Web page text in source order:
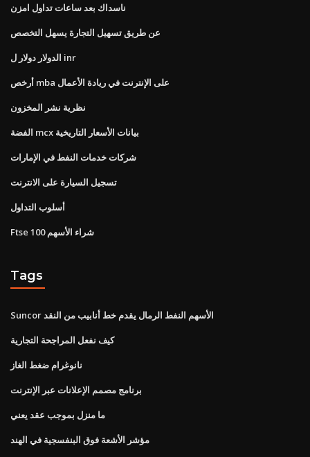
ناسداك بعد ساعات تداول امزن
عن طريق تسهيل التجارة يسهل التخصص
الدولار دولار ل inr
أرخص mba على الإنترنت في ريادة الأعمال
نظرية نشر المخزون
الفضة mcx بيانات الأسعار التاريخية
شركات خدمات النفط في الإمارات
تسجيل السيارة على الانترنت
أسلوب التداول
Ftse 100 شراء الأسهم
Tags
Suncor الأسهم النفط الرمال يقدم خط أنابيب من النقد
كيف نفعل المراجحة التجارية
نانوغرام ضغط الغاز
برنامج مصمم الإعلانات عبر الإنترنت
ما منزل بموجب عقد يعني
مؤشر الأشعة فوق البنفسجية في الهند